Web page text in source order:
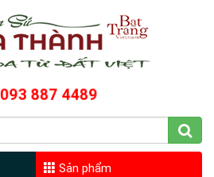
093 887 4489
Sản phẩm